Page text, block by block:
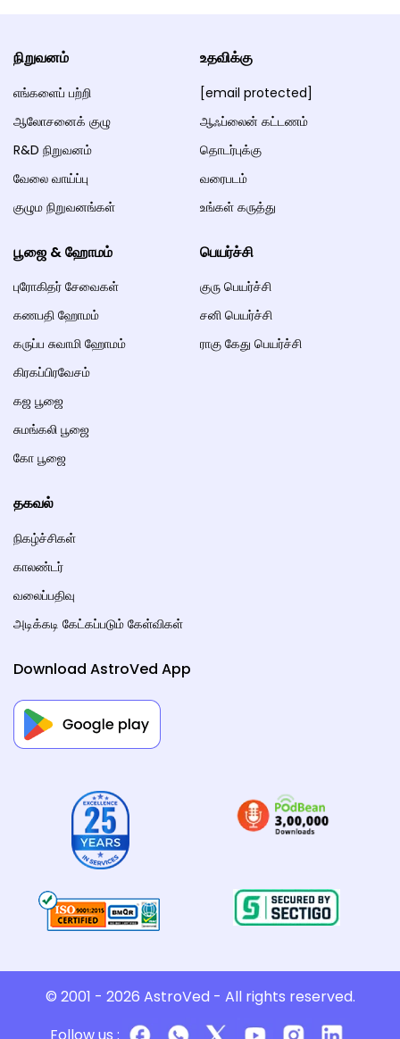
நிறுவனம்
எங்களைப் பற்றி
ஆலோசனைக் குழு
R&D நிறுவனம்
வேலை வாய்ப்பு
குழும நிறுவனங்கள்
உதவிக்கு
[email protected]
ஆஃப்லைன் கட்டணம்
தொடர்புக்கு
வரைபடம்
உங்கள் கருத்து
பூஜை & ஹோமம்
புரோகிதர் சேவைகள்
கணபதி ஹோமம்
கருப்ப சுவாமி ஹோமம்
கிரகப்பிரவேசம்
கஜ பூஜை
சுமங்கலி பூஜை
கோ பூஜை
பெயர்ச்சி
குரு பெயர்ச்சி
சனி பெயர்ச்சி
ராகு கேது பெயர்ச்சி
தகவல்
நிகழ்ச்சிகள்
காலண்டர்
வலைப்பதிவு
அடிக்கடி கேட்கப்படும் கேள்விகள்
Download AstroVed App
© 2001 - 2026 AstroVed - All rights reserved.